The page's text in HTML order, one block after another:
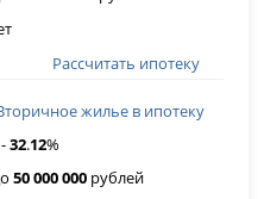
Рассчитать ипотеку
жилье в ипотеку
-32.12%
50 000 000 рублей